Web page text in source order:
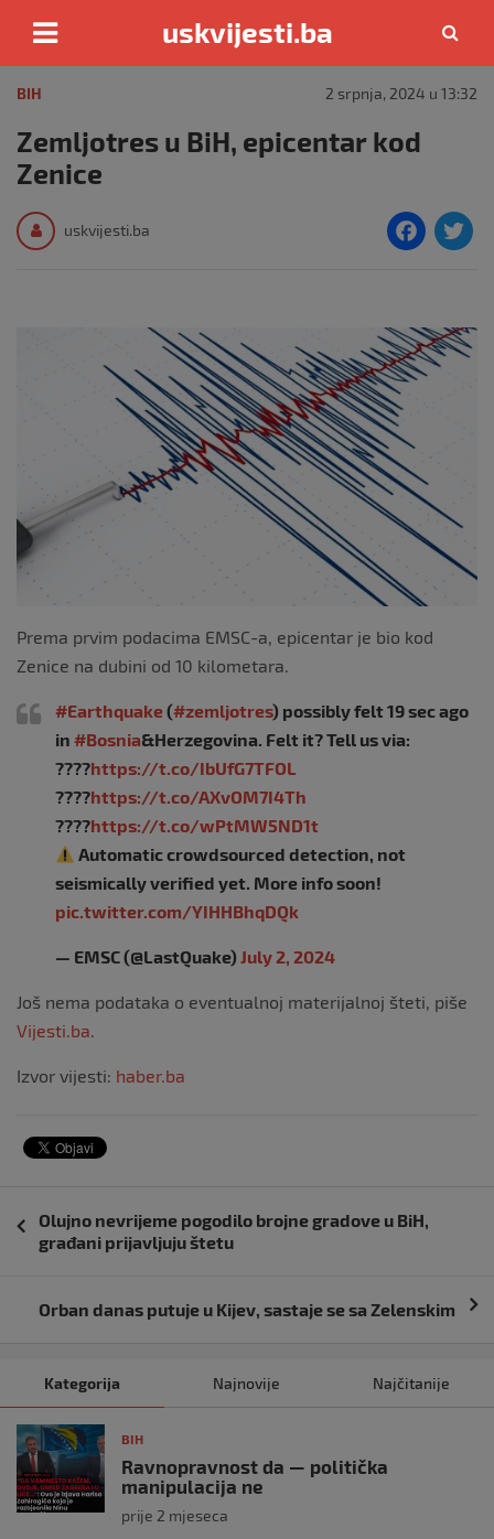
content
uskvijesti.ba
BIH 2 srpnja, 2024 u 13:32
Zemljotres u BiH, epicentar kod
Zenice
uskvijesti.ba
F
e
b
k
Prema prvim podacima EMSC-a, epicentar je bio kod
Zenice na dubini od 10 kilometara.
#Earthquake(#zemljotres) possibly felt 19 sec ago
in #Bosnia&Herzegovina. Felt it? Tell us via:
????https://t.co/IbUfG7TFOL
????https://t.co/AXvOM7I4Th
????https://t.co/wPtMW5ND1t
Automatic crowdsourced detection, not
seismically verified yet. More info soon!
pic.twitter.com/YIHHBhqDQk
— EMSC (@LastQuake) July 2, 2024
Još nema podataka o eventualnoj materijalnoj šteti, piše
Vijesti.ba.
Izvor vijesti: haber.ba
objava
Olujno nevrijeme pogodilo brojne gradove u BiH,
građani prijavljuju štetu
Orban danas putuje u Kijev, sastaje se sa Zelenskim
Kategorija Najnovije Najčitanije
BIH
Ravnopravnost da — politička
manipulacija ne
prije 2 mjeseca